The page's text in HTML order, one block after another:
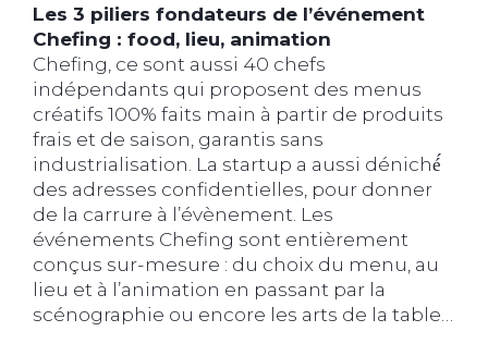
Les 3 piliers fondateurs de l’événement
Chefing : food, lieu, animation
Chefing, ce sont aussi 40 chefs
indépendants qui proposent des menus
créatifs 100% faits main à partir de produits
frais et de saison, garantis sans
industrialisation. La startup a aussi déniché́
des adresses confidentielles, pour donner
de la carrure à l’évènement. Les
événements Chefing sont entièrement
conçus sur-mesure : du choix du menu, au
lieu et à l’animation en passant par la
scénographie ou encore les arts de la table…